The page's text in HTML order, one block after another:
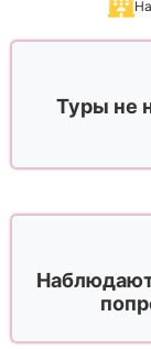
Туры не